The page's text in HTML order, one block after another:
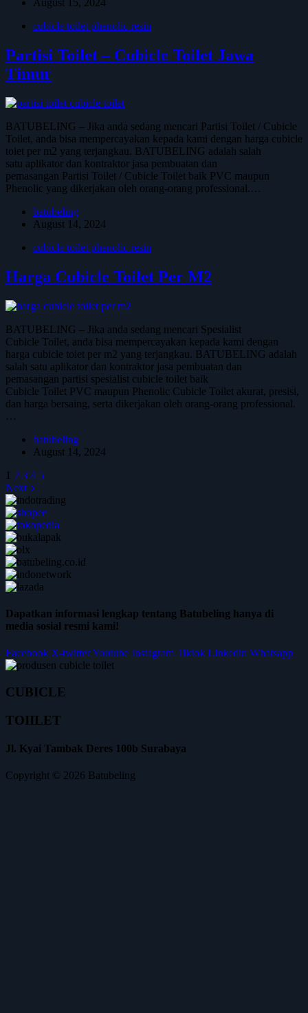
August 15, 2024
cubicle toilet phenolic resin
Partisi Toilet – Cubicle Toilet Jawa
Timur
BATUBELING – Jika anda sedang mencari Partisi Toilet / Cubicle
Toilet, anda bisa mempercayakan kepada kami dengan harga cubicle
toiet per m2 yang terjangkau. BATUBELING adalah salah
satu aplikator dan kontraktor jasa pembuatan dan
pemasangan Partisi Toilet / Cubicle Toilet baik PVC maupun
Phenolic yang dikerjakan oleh orang-orang professional.…
batubeling
August 14, 2024
cubicle toilet phenolic resin
Harga Cubicle Toilet Per M2
BATUBELING – Jika anda sedang mencari Spesialist
Cubicle Toilet, anda bisa mempercayakan kepada kami dengan
harga cubicle toiet per m2 yang terjangkau. BATUBELING adalah
salah satu aplikator dan kontraktor jasa pembuatan dan
pemasangan partisi spesialist cubicle toilet baik
Cubicle Toilet PVC maupun Phenolic Cubicle Toilet akurat, presisi,
dan harga bersaing, serta dikerjakan oleh orang-orang professional.
…
batubeling
August 14, 2024
1 2 3 4 5
Next
Dapatkan informasi lengkap tentang Batubeling hanya di
media sosial resmi kami!
Facebook X-twitterYoutube Instagram Tiktok Linkedin Whatsapp
CUBICLE
TOIILET
Jl. Kyai Tambak Deres 100b Surabaya
Copyright © 2026 Batubeling